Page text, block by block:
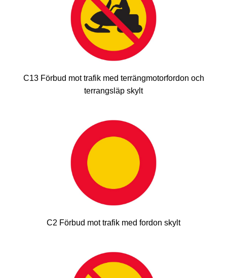
C13 Förbud mot trafik med terrängmotorfordon och
terrangsläp skylt
C2 Förbud mot trafik med fordon skylt